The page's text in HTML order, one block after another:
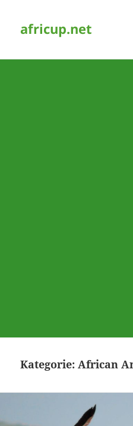
africup.net
Kategorie:African